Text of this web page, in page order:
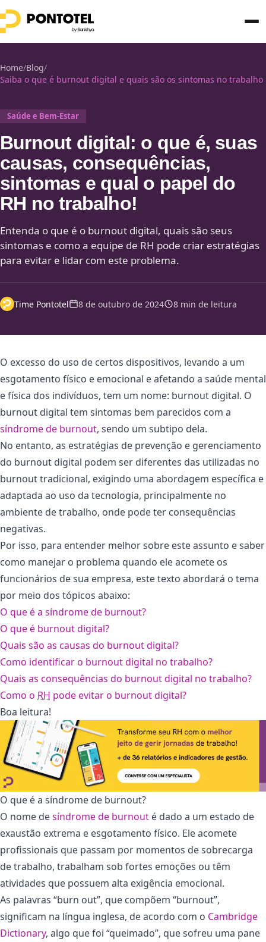
Home/Blog/
Saiba o que é burnout digital e quais são os sintomas no trabalho
Saúde e Bem-Estar
Burnout digital: o que é, suas
causas, consequências,
sintomas e qual o papel do
RH no trabalho!
Entenda o que é o burnout digital, quais são seus
sintomas e como a equipe de RH pode criar estratégias
para evitar e lidar com este problema.
Time Pontotel 8 de outubro de 2024 8 min de leitura
O excesso do uso de certos dispositivos, levando a um
esgotamento físico e emocional e afetando a saúde mental
e física dos indivíduos, tem um nome: burnout digital. O
burnout digital tem sintomas bem parecidos com a
síndrome de burnout, sendo um subtipo dela.
No entanto, as estratégias de prevenção e gerenciamento
do burnout digital podem ser diferentes das utilizadas no
burnout tradicional, exigindo uma abordagem específica e
adaptada ao uso da tecnologia, principalmente no
ambiente de trabalho, onde pode ter consequências
negativas.
Por isso, para entender melhor sobre este assunto e saber
como manejar o problema quando ele acomete os
funcionários de sua empresa, este texto abordará o tema
por meio dos tópicos abaixo:
O que é a síndrome de burnout?
O que é burnout digital?
Quais são as causas do burnout digital?
Como identificar o burnout digital no trabalho?
Quais as consequências do burnout digital no trabalho?
Como o RH pode evitar o burnout digital?
Boa leitura!
O que é a síndrome de burnout?
O nome desíndrome de burnout é dado a um estado de
exaustão extrema e esgotamento físico. Ele acomete
profissionais que passam por momentos de sobrecarga
de trabalho, trabalham sob fortes emoções ou têm
atividades que possuem alta exigência emocional.
As palavras “burn out”, que compõem “burnout”,
significam na língua inglesa, de acordo com o Cambridge
Dictionary, algo que foi “queimado”, que sofreu uma pane